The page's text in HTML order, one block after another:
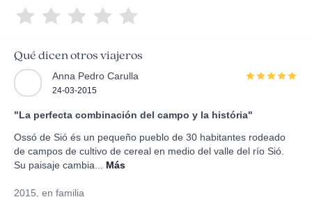
Qué dicen otros viajeros
Anna Pedro Carulla
24-03-2015
"La perfecta combinación del campo y la história"
Ossó de Sió és un pequeño pueblo de 30 habitantes rodeado
de campos de cultivo de cereal en medio del valle del río Sió.
Su paisaje cambia...
Más
2015, en familia